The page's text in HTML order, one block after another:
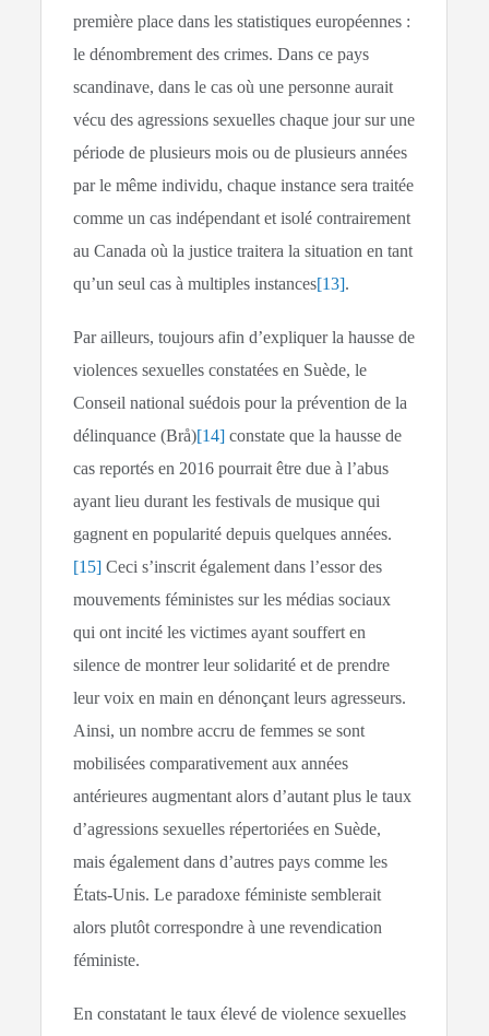
première place dans les statistiques européennes :
le dénombrement des crimes. Dans ce pays
scandinave, dans le cas où une personne aurait
vécu des agressions sexuelles chaque jour sur une
période de plusieurs mois ou de plusieurs années
par le même individu, chaque instance sera traitée
comme un cas indépendant et isolé contrairement
au Canada où la justice traitera la situation en tant
qu’un seul cas à multiples instances[13].
Par ailleurs, toujours afin d’expliquer la hausse de
violences sexuelles constatées en Suède, le
Conseil national suédois pour la prévention de la
délinquance (Brå)[14] constate que la hausse de
cas reportés en 2016 pourrait être due à l’abus
ayant lieu durant les festivals de musique qui
gagnent en popularité depuis quelques années.
[15] Ceci s’inscrit également dans l’essor des
mouvements féministes sur les médias sociaux
qui ont incité les victimes ayant souffert en
silence de montrer leur solidarité et de prendre
leur voix en main en dénonçant leurs agresseurs.
Ainsi, un nombre accru de femmes se sont
mobilisées comparativement aux années
antérieures augmentant alors d’autant plus le taux
d’agressions sexuelles répertoriées en Suède,
mais également dans d’autres pays comme les
États-Unis. Le paradoxe féministe semblerait
alors plutôt correspondre à une revendication
féministe.
En constatant le taux élevé de violence sexuelles